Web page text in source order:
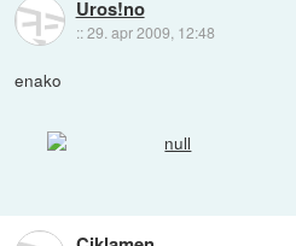
Uros!no
::29. apr 2009, 12:48
enako